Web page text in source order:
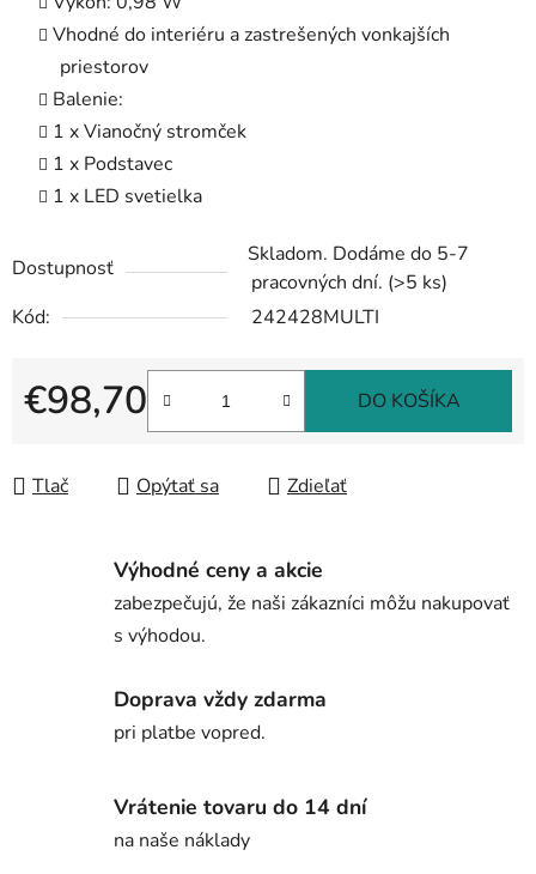
Vhodné do interiéru a zastrešených vonkajších
priestorov
Balenie:
1 x Vianočný stromček
1 x Podstavec
1 x LED svetielka
Dostupnosť
Skladom. Dodáme do 5-7
pracovných dní. (>5 ks)
Kód:
242428MULTI
€98,70
Jednotková cena:
DO KOŠÍKA
Tlač Opýtať sa Zdieľať
Výhodné ceny a akcie
zabezpečujú, že naši zákazníci môžu nakupovať
s výhodou.
Doprava vždy zdarma
pri platbe vopred.
Vrátenie tovaru do 14 dní
na naše náklady